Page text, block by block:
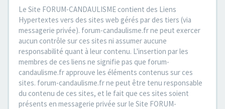
Le Site FORUM-CANDAULISME contient des Liens
Hypertextes vers des sites web gérés par des tiers (via
messagerie privée). forum-candaulisme.fr ne peut exercer
aucun contrôle sur ces sites ni assumer aucune
responsabilité quant à leur contenu. L'insertion par les
membres de ces liens ne signifie pas que forum-
candaulisme.fr approuve les éléments contenus sur ces
sites. forum-candaulisme.fr ne peut être tenu responsable
du contenu de ces sites, et le fait que ces sites soient
présents en messagerie privée sur le Site FORUM-